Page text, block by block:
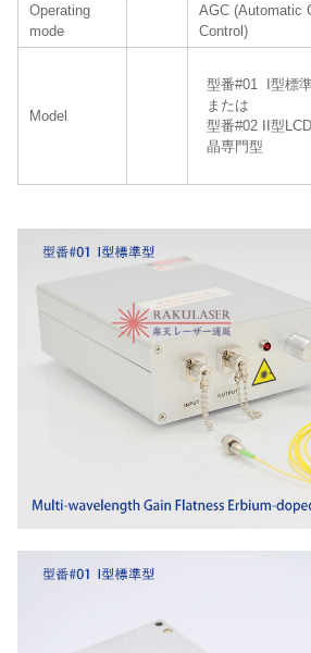
Operating
mode
AGC (Automatic
Control)
Model
型番#01 I型標
または
型番#02 II型
晶専門型